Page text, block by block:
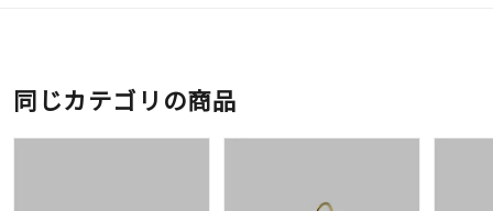
同じカテゴリの商品